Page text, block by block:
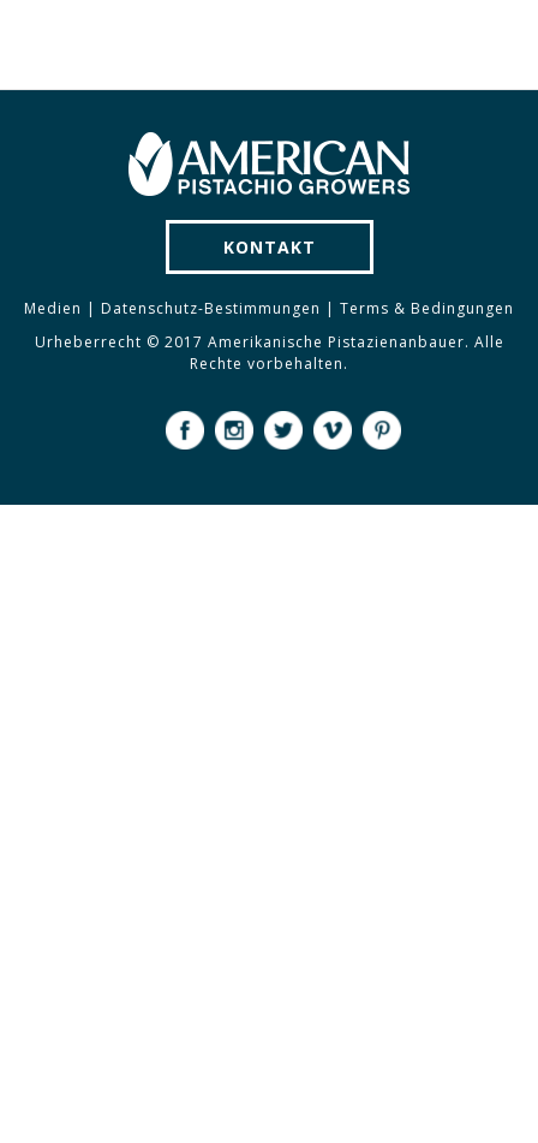
KONTAKT
Medien | Datenschutz-Bestimmungen | Terms & Bedingungen
Urheberrecht © 2017 Amerikanische Pistazienanbauer. Alle
Rechte vorbehalten.